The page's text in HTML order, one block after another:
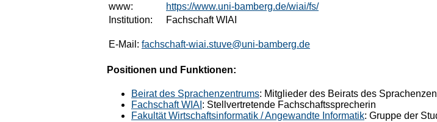
www:
https://www.uni-bamberg.de/wiai/fs/
Institution:
Fachschaft WIAI
E-Mail: fachschaft-wiai.stuve@uni-bamberg.de
Positionen und Funktionen:
Beirat des Sprachenzentrums: Mitglieder des Beirats des
Fachschaft WIAI : Stellvertretende Fachschaftssprecherin
Fakultät Wirtschaftsinformatik / Angewandte Informatik: Gruppe der